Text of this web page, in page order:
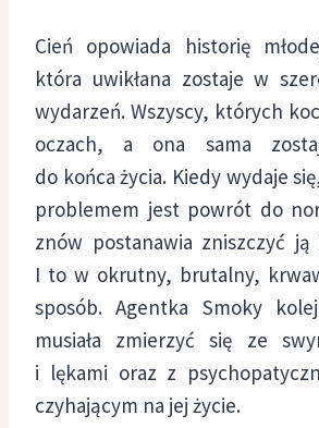
Cień opowiada historię
która uwikłana zostaje w
wydarzeń. Wszyscy, których
oczach, a ona sama
do końca życia. Kiedy wydaje
problemem jest powrót do
znów postanawia zniszczyć
I to w okrutny, brutalny,
sposób. Agentka Smoky
musiała zmierzyć się ze
i lękami oraz z
czyhającym na jej życie.